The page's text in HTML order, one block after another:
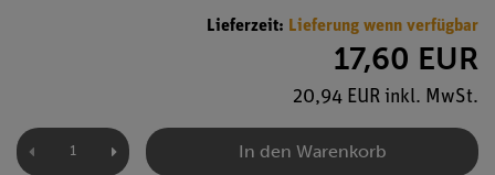
Lieferzeit: Lieferung wenn verfügbar
17,60 EUR
20,94 EUR inkl. MwSt.
In den Warenkorb